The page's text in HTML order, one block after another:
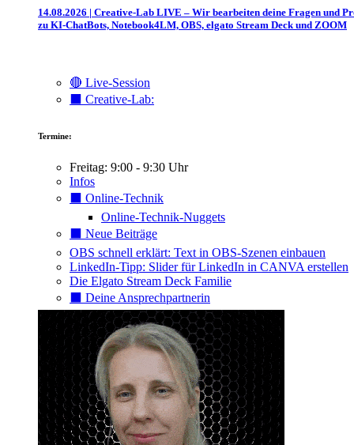
14.08.2026 | Creative-Lab LIVE – Wir bearbeiten deine Fragen und
zu KI-ChatBots, Notebook4LM, OBS, elgato Stream Deck und ZOOM
🔴 Live-Session
⬛️ Creative-Lab:
Termine:
Freitag: 9:00 - 9:30 Uhr
Infos
⬛️ Online-Technik
Online-Technik-Nuggets
⬛️ Neue Beiträge
OBS schnell erklärt: Text in OBS-Szenen einbauen
LinkedIn-Tipp: Slider für LinkedIn in CANVA erstellen
Die Elgato Stream Deck Familie
⬛️ Deine Ansprechpartnerin